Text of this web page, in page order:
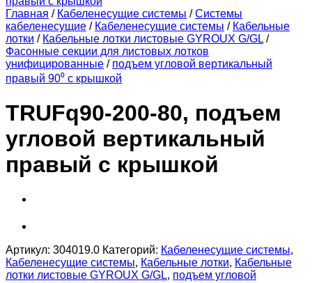
Главная / Кабеленесущие системы / Системы
кабеленесущие / Кабеленесущие системы / Кабельные
лотки / Кабельные лотки листовые GYROUX G/GL /
Фасонные секции для листовых лотков
унифицированные / подъем угловой вертикальный
правый 90⁰ с крышкой
TRUFq90-200-80, подъем
угловой вертикальный
правый с крышкой
Артикул: 304019.0 Категорий: Кабеленесущие системы,
Кабеленесущие системы, Кабельные лотки, Кабельные
лотки листовые GYROUX G/GL, подъем угловой